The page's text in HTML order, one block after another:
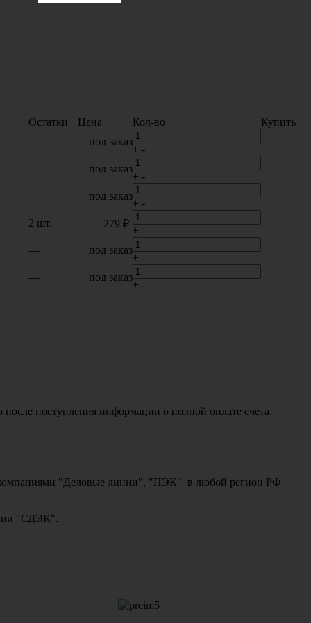
Остатки Цена Кол-во
Купить
— под заказ
+ -
— под заказ
+ -
— под заказ
+ -
2 шт. 279 ₽
+ -
— под заказ
+ -
— под заказ
+ -
поступления информации о полной оплате счета.
компаниями "Деловые линии", "ПЭК" в любой регион РФ.
"СДЭК".